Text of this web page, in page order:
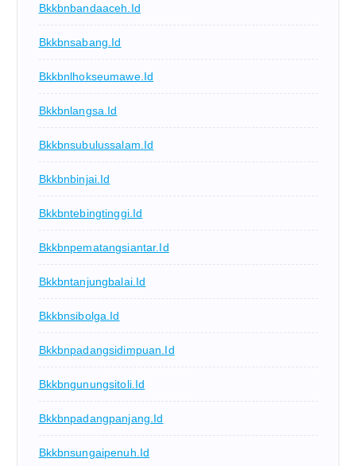
Bkkbnbandaaceh.id
Bkkbnsabang.id
Bkkbnlhokseumawe.id
Bkkbnlangsa.id
Bkkbnsubulussalam.id
Bkkbnbinjai.id
Bkkbntebingtinggi.id
Bkkbnpematangsiantar.id
Bkkbntanjungbalai.id
Bkkbnsibolga.id
Bkkbnpadangsidimpuan.id
Bkkbngunungsitoli.id
Bkkbnpadangpanjang.id
Bkkbnsungaipenuh.id